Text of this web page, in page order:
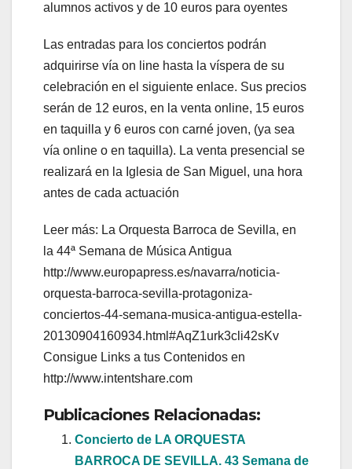
alumnos activos y de 10 euros para oyentes
Las entradas para los conciertos podrán
adquirirse vía on line hasta la víspera de su
celebración en el siguiente enlace. Sus precios
serán de 12 euros, en la venta online, 15 euros
en taquilla y 6 euros con carné joven, (ya sea
vía online o en taquilla). La venta presencial se
realizará en la Iglesia de San Miguel, una hora
antes de cada actuación
Leer más: La Orquesta Barroca de Sevilla, en
la 44ª Semana de Música Antigua
http://www.europapress.es/navarra/noticia-
orquesta-barroca-sevilla-protagoniza-
conciertos-44-semana-musica-antigua-estella-
20130904160934.html#AqZ1urk3cli42sKv
Consigue Links a tus Contenidos en
http://www.intentshare.com
Publicaciones Relacionadas:
Concierto de LA ORQUESTA
BARROCA DE SEVILLA. 43 Semana de